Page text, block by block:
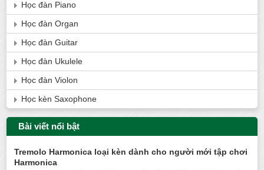
Học đàn Piano
Học đàn Organ
Học đàn Guitar
Học đàn Ukulele
Học đàn Violon
Học kèn Saxophone
Bài viết nổi bật
Tremolo Harmonica loại kèn dành cho người mới tập chơi
Harmonica